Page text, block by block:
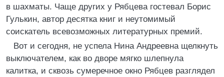
в шахматы. Чаще других у Рябцева гостевал Борис
Гулькин, автор десятка книг и неутомимый
соискатель всевозможных литературных премий.
Вот и сегодня, не успела Нина Андреевна щелкнуть
выключателем, как во дворе мягко шлепнула
калитка, и сквозь сумеречное окно Рябцев разглядел